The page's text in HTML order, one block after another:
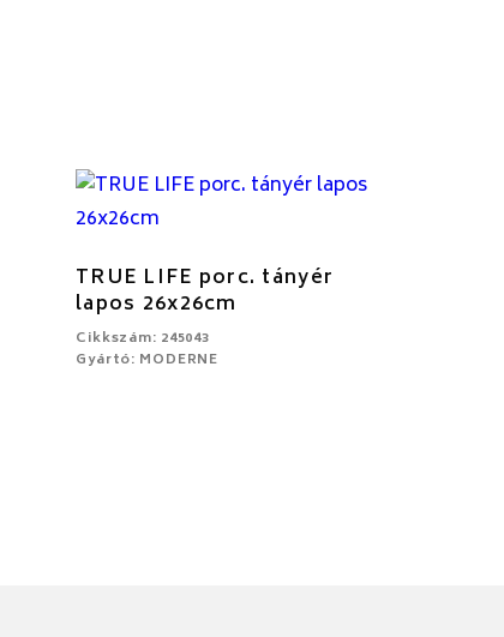
TRUE LIFE porc. tányér
lapos 26x26cm
Cikkszám: 245043
Gyártó: MODERNE